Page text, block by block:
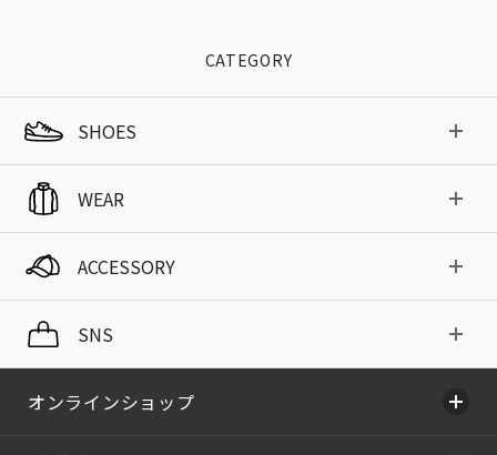
CATEGORY
SHOES
WEAR
ACCESSORY
SNS
オンラインショップ